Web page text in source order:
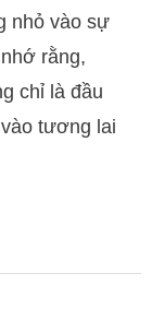
nhỏ vào sự
rằng,
chỉ là đầu
tương lai